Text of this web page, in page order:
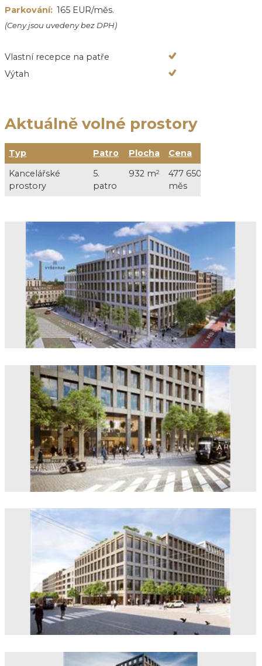
Parkování: 165 EUR/měs.
(Ceny jsou uvedeny bez DPH)
Vlastní recepce na patře
Výtah
Aktuálně volné prostory
Typ Patro Plocha Cena
Kancelářské
prostory
5.
patro
932 m2
477 650 Kč /
měs